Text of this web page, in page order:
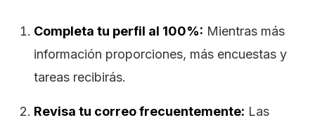
Completa tu perfil al 100%: Mientras más
información proporciones, más encuestas y
tareas recibirás.
Revisa tu correo frecuentemente: Las